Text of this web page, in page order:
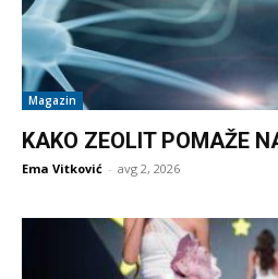
Magazin
KAKO ZEOLIT POMAŽE
Ema Vitković - avg 2, 2026